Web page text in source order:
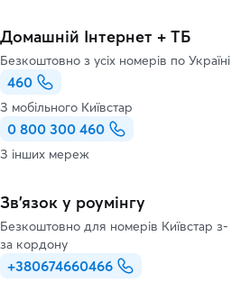
Домашній Інтернет + ТБ
Безкоштовно з усіх номерів по Україні
460
З мобільного Київстар
0 800 300 460
З інших мереж
Зв’язок у роумінгу
Безкоштовно для номерів Київстар з-
за кордону
+380674660466